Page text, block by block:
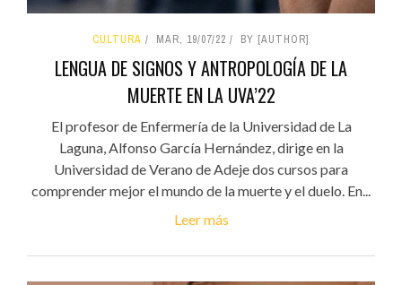
CULTURA MAR, 19/07/22 BY [AUTHOR]
LENGUA DE SIGNOS Y ANTROPOLOGÍA DE LA
MUERTE EN LA UVA’22
El profesor de Enfermería de la Universidad de La
Laguna, Alfonso García Hernández, dirige en la
Universidad de Verano de Adeje dos cursos para
comprender mejor el mundo de la muerte y el duelo. En...
Leer más